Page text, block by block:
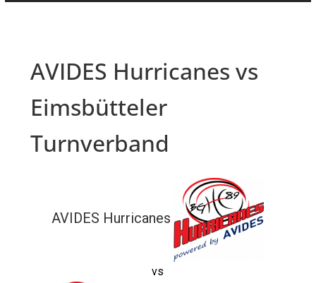
AVIDES Hurricanes vs
Eimsbütteler
Turnverband
AVIDES Hurricanes
vs